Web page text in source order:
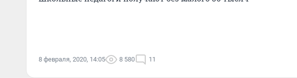
8 февраля, 2020, 14:05 8 580 11